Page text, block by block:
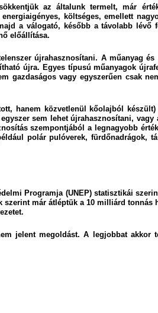
az általunk termelt, már
költséges, emellett
a válogató, később a távolabb
előállítása.
újrahasznosítani. A műanyag
újra. Egyes típusú műanyagok
gazdaságos vagy egyszerűen csak
hanem közvetlenül kőolajból
sem lehet újrahasznosítani,
szempontjából a legnagyobb
polár pulóverek, fürdőnadrágok,
Programja (UNEP) statisztikái
már átléptük a 10 milliárd
jelent megoldást. A legjobbat